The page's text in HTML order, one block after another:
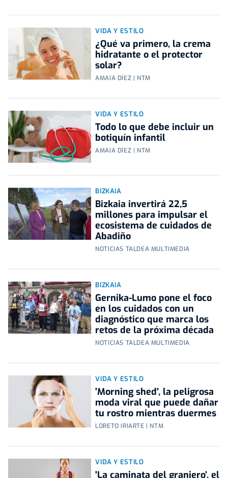
VIDA Y ESTILO
¿Qué va primero, la crema
hidratante o el protector
solar?
AMAIA DÍEZ | NTM
VIDA Y ESTILO
Todo lo que debe incluir un
botiquín infantil
AMAIA DÍEZ | NTM
BIZKAIA
Bizkaia invertirá 22,5
millones para impulsar el
ecosistema de cuidados de
Abadiño
NOTICIAS TALDEA MULTIMEDIA
BIZKAIA
Gernika-Lumo pone el foco
en los cuidados con un
diagnóstico que marca los
retos de la próxima década
NOTICIAS TALDEA MULTIMEDIA
VIDA Y ESTILO
'Morning shed', la peligrosa
moda viral que puede dañar
tu rostro mientras duermes
LORETO IRIARTE | NTM
VIDA Y ESTILO
'La caminata del granjero’, el